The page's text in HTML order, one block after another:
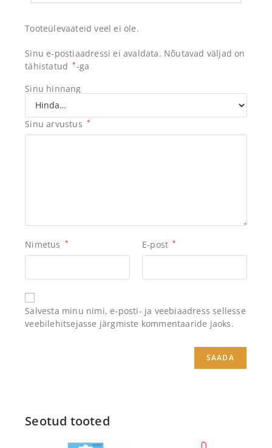
Tooteülevaateid veel ei ole.
Sinu e-postiaadressi ei avaldata. Nõutavad väljad on
tähistatud
*-ga
Sinu hinnang
Sinu arvustus *
Nimetus * E-post *
Salvesta minu nimi, e-posti- ja veebiaadress sellesse
veebilehitsejasse järgmiste kommentaaride jaoks.
Seotud tooted